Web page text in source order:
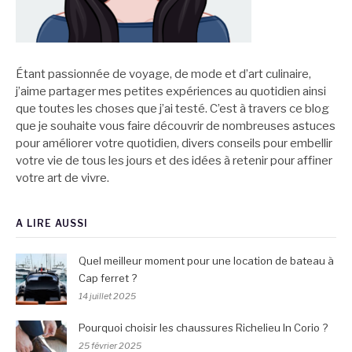
Étant passionnée de voyage, de mode et d’art culinaire,
j’aime partager mes petites expériences au quotidien ainsi
que toutes les choses que j’ai testé. C’est à travers ce blog
que je souhaite vous faire découvrir de nombreuses astuces
pour améliorer votre quotidien, divers conseils pour embellir
votre vie de tous les jours et des idées à retenir pour affiner
votre art de vivre.
A LIRE AUSSI
Quel meilleur moment pour une location de bateau à
Cap ferret ?
14 juillet 2025
Pourquoi choisir les chaussures Richelieu In Corio ?
25 février 2025